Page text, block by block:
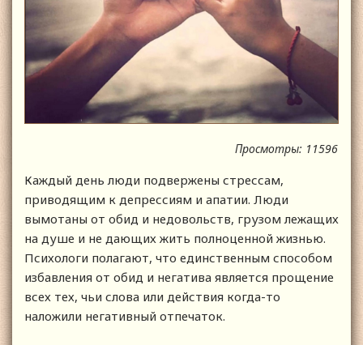
Просмотры: 11596
Каждый день люди подвержены стрессам,
приводящим к депрессиям и апатии. Люди
вымотаны от обид и недовольств, грузом лежащих
на душе и не дающих жить полноценной жизнью.
Психологи полагают, что единственным способом
избавления от обид и негатива является прощение
всех тех, чьи слова или действия когда-то
наложили негативный отпечаток.